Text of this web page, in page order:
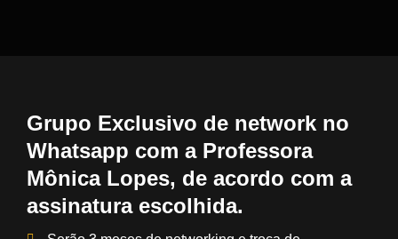
Grupo Exclusivo de network no
Whatsapp com a Professora
Mônica Lopes, de acordo com a
assinatura escolhida.